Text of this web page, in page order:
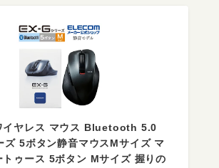
イヤレス マウス Bluetooth 5.0
ズ 5ボタン静音マウスMサイズ マ
トゥース 5ボタン Mサイズ 握りの